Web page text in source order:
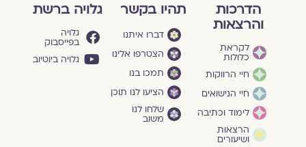
הדרכות
והרצאות
לקראת
כלולות
חיי הרווקות
חיי הנישואים
לימוד וכתיבה
הרצאות
ושיעורים
תהיו בקשר
דברו איתנו
הצטרפו אלינו
תמכו בנו
הציעו לנו תוכן
שלחו לנו
משוב
גלויה ברשת
גלויה
בפייסבוק
גלויה ביוטיוב